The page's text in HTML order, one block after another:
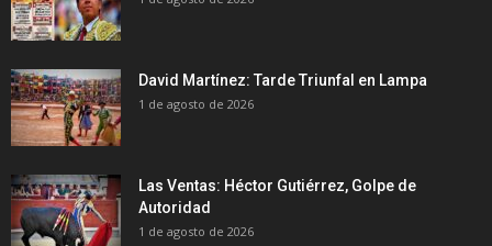
David Martínez: Tarde Triunfal en Lampa
1 de agosto de 2026
Las Ventas: Héctor Gutiérrez, Golpe de
Autoridad
1 de agosto de 2026